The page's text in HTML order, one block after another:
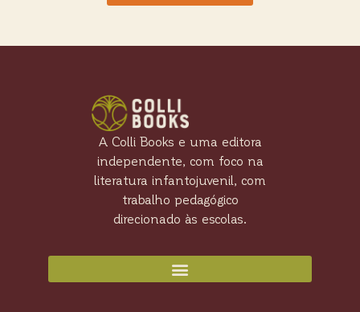
A Colli Books e uma editora
independente, com foco na
literatura infantojuvenil, com
trabalho pedagógico
direcionado às escolas.